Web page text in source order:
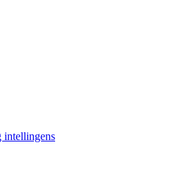
intellingens